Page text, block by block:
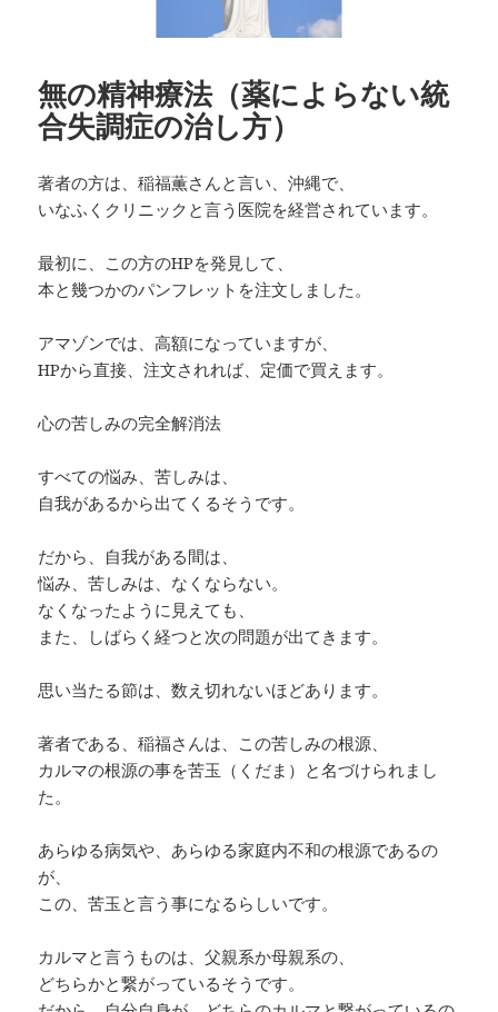
無の精神療法（薬によらない統
合失調症の治し方）
著者の方は、稲福薫さんと言い、沖縄で、
いなふくクリニックと言う医院を経営されています。
最初に、この方のHPを発見して、
本と幾つかのパンフレットを注文しました。
アマゾンでは、高額になっていますが、
HPから直接、注文されれば、定価で買えます。
心の苦しみの完全解消法
すべての悩み、苦しみは、
自我があるから出てくるそうです。
だから、自我がある間は、
悩み、苦しみは、なくならない。
なくなったように見えても、
また、しばらく経つと次の問題が出てきます。
思い当たる節は、数え切れないほどあります。
著者である、稲福さんは、この苦しみの根源、
カルマの根源の事を苦玉（くだま）と名づけられまし
た。
あらゆる病気や、あらゆる家庭内不和の根源であるの
が、
この、苦玉と言う事になるらしいです。
カルマと言うものは、父親系か母親系の、
どちらかと繋がっているそうです。